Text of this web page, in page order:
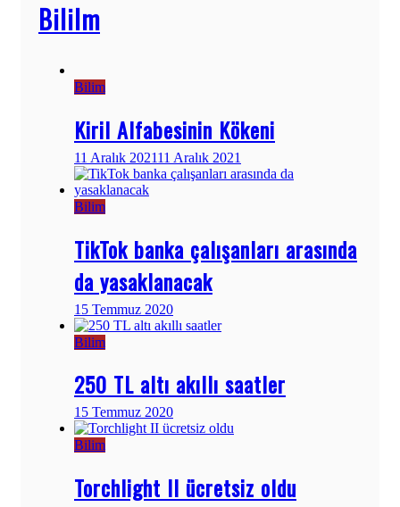
Bililm
Bilim
Kiril Alfabesinin Kökeni
11 Aralık 202111 Aralık 2021
Bilim
TikTok banka çalışanları arasında
da yasaklanacak
15 Temmuz 2020
Bilim
250 TL altı akıllı saatler
15 Temmuz 2020
Bilim
Torchlight II ücretsiz oldu